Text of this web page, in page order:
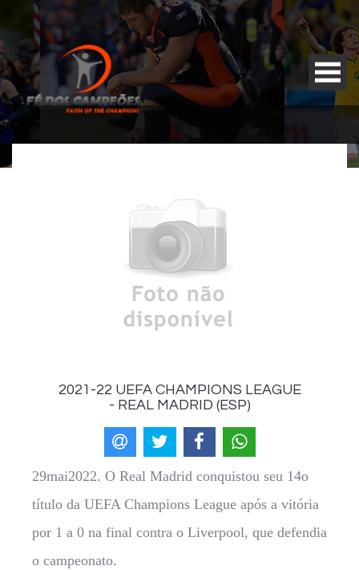
2021-22 UEFA CHAMPIONS LEAGUE
- REAL MADRID (ESP)
29mai2022. O Real Madrid conquistou seu 14o
título da UEFA Champions League após a vitória
por 1 a 0 na final contra o Liverpool, que defendia
o campeonato.